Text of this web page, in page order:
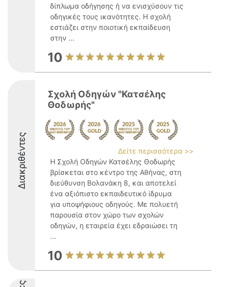
δίπλωμα οδήγησης ή να ενισχύσουν τις
οδηγικές τους ικανότητες. Η σχολή
εστιάζει στην ποιοτική εκπαίδευση
στην ...
10
Διακριθέντες
Σχολή Οδηγών "Κατσέλης
Θοδωρής"
Δείτε περισσότερα >>
Η Σχολή Οδηγών Κατσέλης Θοδωρής
βρίσκεται στο κέντρο της Αθήνας, στη
διεύθυνση Βολανάκη 8, και αποτελεί
ένα αξιόπιστο εκπαιδευτικό ίδρυμα
για υποψήφιους οδηγούς. Με πολυετή
παρουσία στον χώρο των σχολών
οδηγών, η εταιρεία έχει εδραιώσει τη
...
10